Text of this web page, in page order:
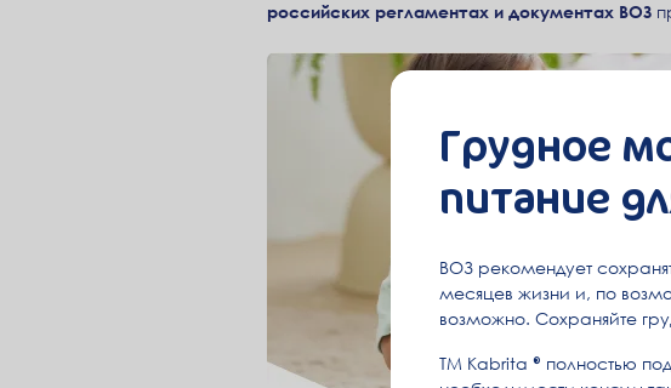
российских регламентах и документах ВОЗ
Грудное
питание
ВОЗ рекомендует
месяцев жизни и, по
возможно. Сохраняйте
ТМ Kabrita
полностью